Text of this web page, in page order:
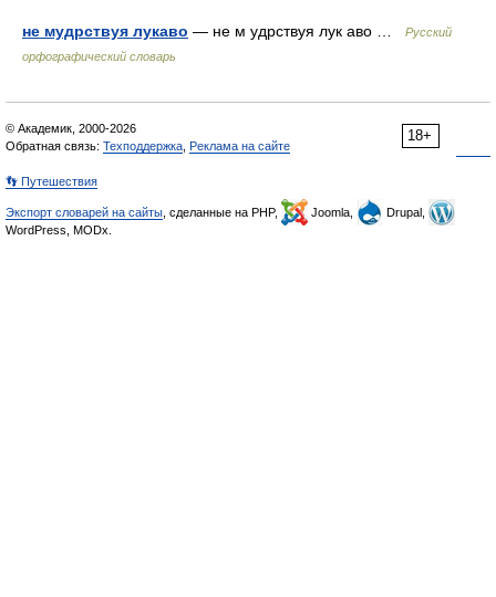
не мудрствуя лукаво — не м удрствуя лук аво …
Русский
орфографический словарь
18+
© Академик, 2000-2026
Обратная связь: Техподдержка Реклама на сайте
👣 Путешествия
Экспорт словарей на сайты , сделанные на PHP, Joomla,
Drupal,
WordPress, MODx.